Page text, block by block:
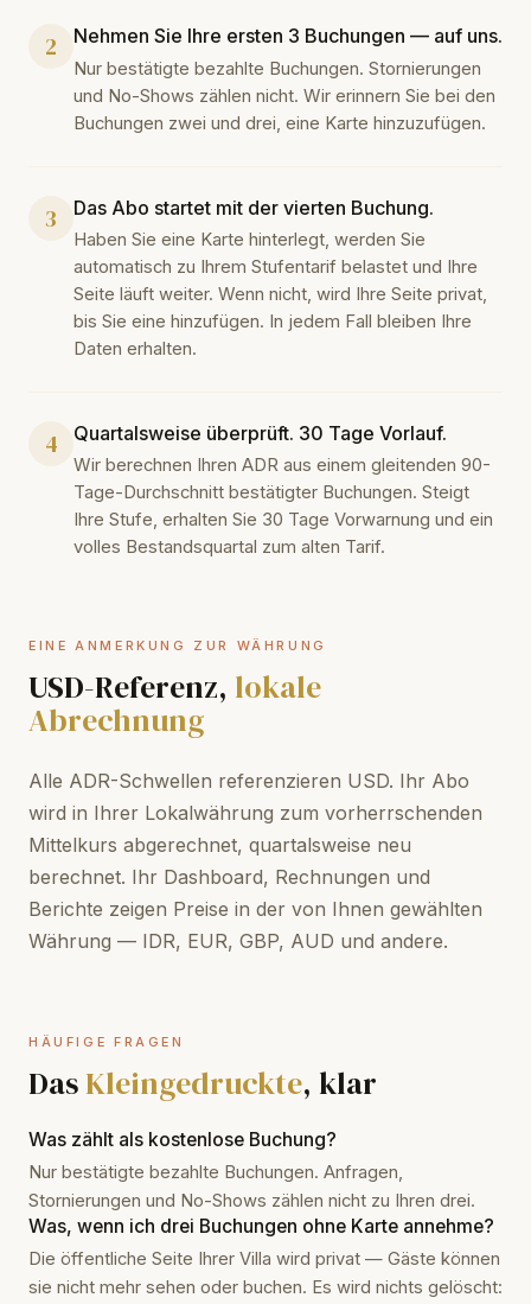
2 Nehmen Sie Ihre ersten 3 Buchungen — auf uns.
Nur bestätigte bezahlte Buchungen. Stornierungen
und No-Shows zählen nicht. Wir erinnern Sie bei den
Buchungen zwei und drei, eine Karte hinzuzufügen.
3 Das Abo startet mit der vierten Buchung.
Haben Sie eine Karte hinterlegt, werden Sie
automatisch zu Ihrem Stufentarif belastet und Ihre
Seite läuft weiter. Wenn nicht, wird Ihre Seite privat,
bis Sie eine hinzufügen. In jedem Fall bleiben Ihre
Daten erhalten.
4 Quartalsweise überprüft. 30 Tage Vorlauf.
Wir berechnen Ihren ADR aus einem gleitenden 90-
Tage-Durchschnitt bestätigter Buchungen. Steigt
Ihre Stufe, erhalten Sie 30 Tage Vorwarnung und ein
volles Bestandsquartal zum alten Tarif.
EINE ANMERKUNG ZUR WÄHRUNG
USD-Referenz, lokale
Abrechnung
Alle ADR-Schwellen referenzieren USD. Ihr Abo
wird in Ihrer Lokalwährung zum vorherrschenden
Mittelkurs abgerechnet, quartalsweise neu
berechnet. Ihr Dashboard, Rechnungen und
Berichte zeigen Preise in der von Ihnen gewählten
Währung — IDR, EUR, GBP, AUD und andere.
HÄUFIGE FRAGEN
DasKleingedruckte, klar
Was zählt als kostenlose Buchung?
Nur bestätigte bezahlte Buchungen. Anfragen,
Stornierungen und No-Shows zählen nicht zu Ihren drei.
Was, wenn ich drei Buchungen ohne Karte annehme?
Die öffentliche Seite Ihrer Villa wird privat — Gäste können
sie nicht mehr sehen oder buchen. Es wird nichts gelöscht: